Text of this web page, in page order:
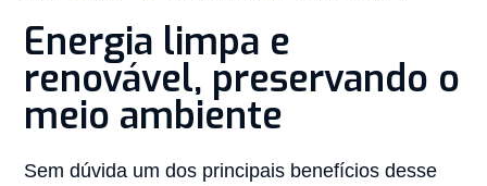
Energia limpa e
renovável, preservando o
meio ambiente
Sem dúvida um dos principais benefícios desse